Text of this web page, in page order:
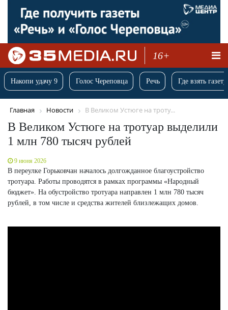
16+
Накопи удачу 9 Голос Череповца Речь Где взять
Главная Новости В Великом Устюге на троту...
В Великом Устюге на тротуар выделили
1 млн 780 тысяч рублей
9 июня 2026
В переулке Горьковчан началось долгожданное благоустройство
тротуара. Работы проводятся в рамках программы «Народный
бюджет». На обустройство тротуара направлен 1 млн 780 тысяч
рублей, в том числе и средства жителей близлежащих домов.